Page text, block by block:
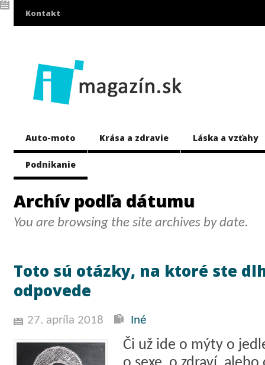
Kontakt
Auto-moto Krása a zdravie Láska a vzťahy
Podnikanie
Archív podľa dátumu
You are browsing the site archives by date.
Toto sú otázky, na ktoré ste
odpovede
27. apríla 2018 Iné
Či už ide o mýty o